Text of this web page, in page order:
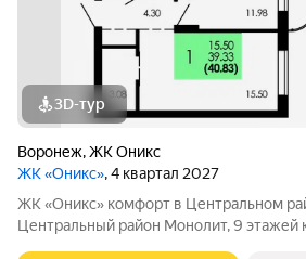
3D-тур
Воронеж,ЖК Оникс
ЖК «Оникс», 4 квартал 2027
ЖК «Оникс» комфорт в Центральном районе ул. Дарвина
Центральный район Монолит, 9 этажей комфорт Сдача: IV кв.